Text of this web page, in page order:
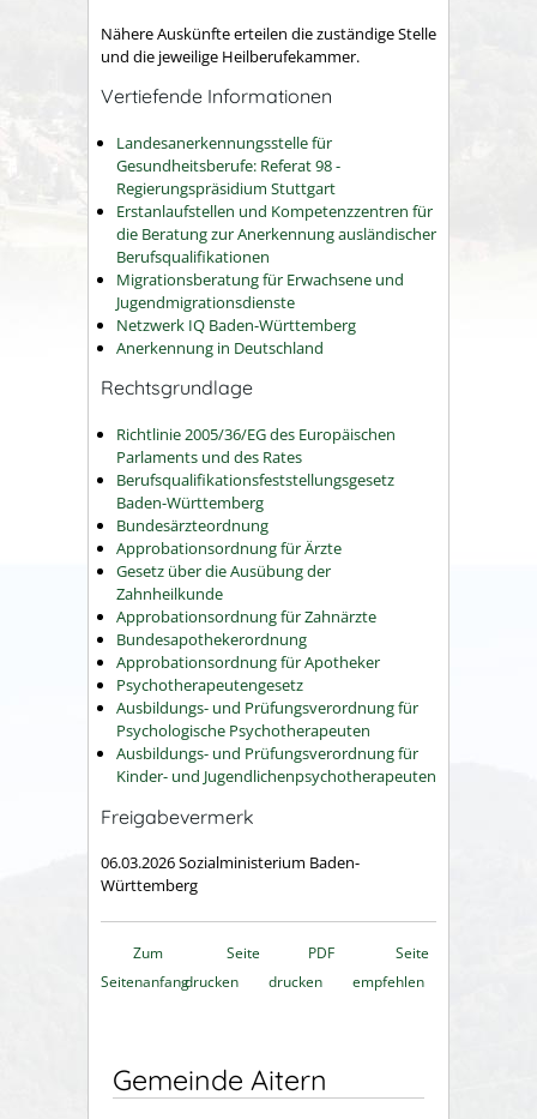
Nähere Auskünfte erteilen die zuständige Stelle
und die jeweilige Heilberufekammer.
Vertiefende Informationen
Landesanerkennungsstelle für
Gesundheitsberufe: Referat 98 -
Regierungspräsidium Stuttgart
Erstanlaufstellen und Kompetenzzentren für
die Beratung zur Anerkennung ausländischer
Berufsqualifikationen
Migrationsberatung für Erwachsene und
Jugendmigrationsdienste
Netzwerk IQ Baden-Württemberg
Anerkennung in Deutschland
Rechtsgrundlage
Richtlinie 2005/36/EG des Europäischen
Parlaments und des Rates
Berufsqualifikationsfeststellungsgesetz
Baden-Württemberg
Bundesärzteordnung
Approbationsordnung für Ärzte
Gesetz über die Ausübung der
Zahnheilkunde
Approbationsordnung für Zahnärzte
Bundesapothekerordnung
Approbationsordnung für Apotheker
Psychotherapeutengesetz
Ausbildungs- und Prüfungsverordnung für
Psychologische Psychotherapeuten
Ausbildungs- und Prüfungsverordnung für
Kinder- und Jugendlichenpsychotherapeuten
Freigabevermerk
06.03.2026 Sozialministerium Baden-
Württemberg
Zum
Seitenanfang
Seite
drucken
PDF
drucken
Seite
empfehlen
Gemeinde Aitern